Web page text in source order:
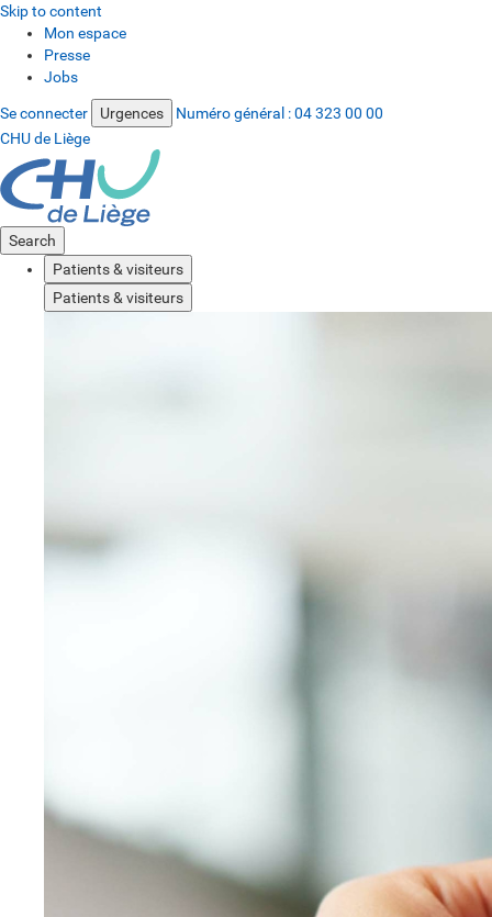
Skip to content
Mon espace
Presse
Jobs
Se connecter Urgences Numéro général :04 323 00 00
CHU de Liège
Search
Patients & visiteurs
Patients & visiteurs